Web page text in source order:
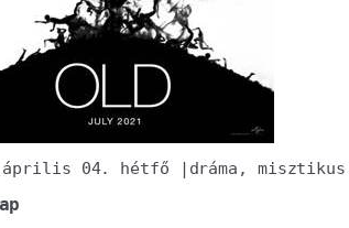
április 04. hétfő | dráma , misztikus